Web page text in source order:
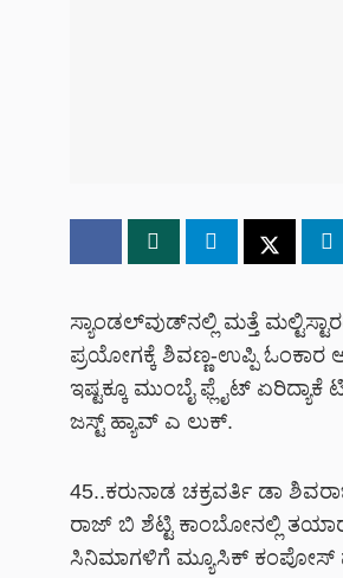
ಸ್ಯಾಂಡಲ್‌ವುಡ್‌‌‌ನಲ್ಲಿ ಮತ್ತೆ
ಪ್ರಯೋಗಕ್ಕೆ ಶಿವಣ್ಣ-ಉಪ್ಪಿ
ಇಷ್ಟಕ್ಕೂ ಮುಂಬೈ ಫ್ಲೈಟ್
ಜಸ್ಟ್ ಹ್ಯಾವ್ ಎ ಲುಕ್.
45..ಕರುನಾಡ ಚಕ್ರವರ್ತಿ ಡಾ
ರಾಜ್ ಬಿ ಶೆಟ್ಟಿ ಕಾಂಬೋನಲ್ಲಿ
ಸಿನಿಮಾಗಳಿಗೆ ಮ್ಯೂಸಿಕ್ ಕಂಪೋಸ್